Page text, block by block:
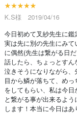
★★★★★
K.S様 2019/04/16
今日初めて叉紗先生に鑑
実は先に別の先生にみ
に偶然(先生は繋がる日
話したら、ちょっとす
泣きそうになりながら
目から鱗が落ちて、め
をしてもらい、私は今
と繋がる事が出来るよ
します！本当に今日は